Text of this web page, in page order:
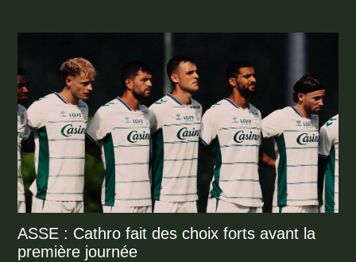
ASSE : Cathro fait des choix forts avant la
première journée